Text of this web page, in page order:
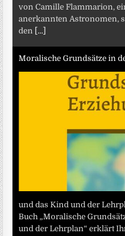
von Camille Flammarion,
anerkannten Astronomen,
den [...]
Moralische Grundsätze in
und das Kind und der
Buch „Moralische
und der Lehrplan“ erklärt